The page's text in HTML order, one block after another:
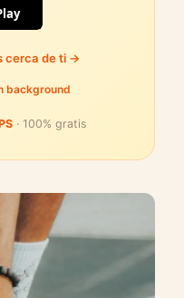
cerca de ti →
background
· 100% gratis